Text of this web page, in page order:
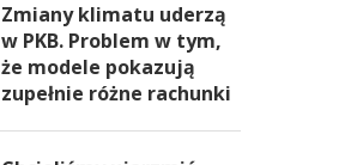
Zmiany klimatu uderzą
w PKB. Problem w tym,
że modele pokazują
zupełnie różne rachunki